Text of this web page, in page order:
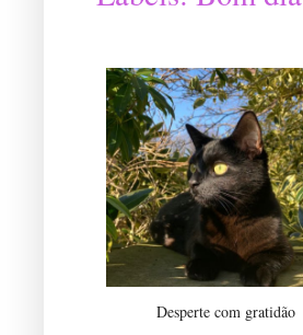
Desperte com gratidão